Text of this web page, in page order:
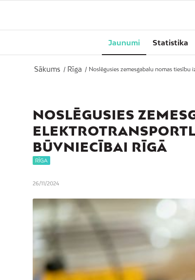
Jaunumi Statistika
Sākums / Rīga / Noslēgusies zemesgabalu nomas
NOSLĒGUSIES
BŪVNIECĪBAI RĪGĀ
RĪGA
26/11/2024